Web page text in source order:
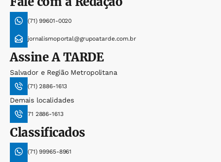
(71) 99601-0020
jornalismoportal@grupoatarde.com.br
AssineA TARDE
Salvador e Região Metropolitana
(71) 2886-1613
Demais localidades
71 2886-1613
Classificados
(71) 99965-8961